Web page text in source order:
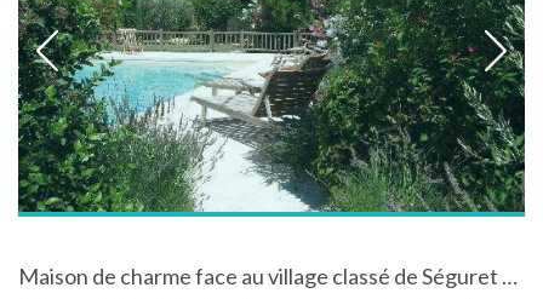
Maison de charme face au village classé de Séguret dans le Vaucluse avec piscine